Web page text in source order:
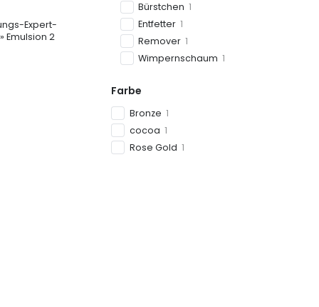
Expert-
Emulsion 2
Bürstchen 1
Entfetter 1
Remover 1
Wimpernschaum 1
Farbe
Bronze 1
cocoa 1
Rose Gold 1